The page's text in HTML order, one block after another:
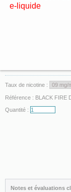
e-liquide
Taux de nicotine :
Référence : BLACK FIRE
Quantité :
Notes et évaluations